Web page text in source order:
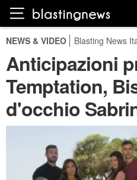
NEWS & VIDEO Blasting News
Anticipazioni
Temptation,
d'occhio